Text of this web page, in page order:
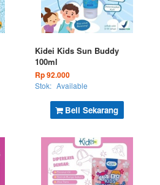
Beli Sekarang
Kidei Kids Sun Buddy
100ml
Rp 92.000
Stok: Available